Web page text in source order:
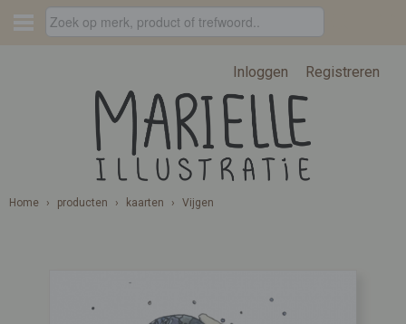
Inloggen Registreren
Home › producten › kaarten › Vijgen